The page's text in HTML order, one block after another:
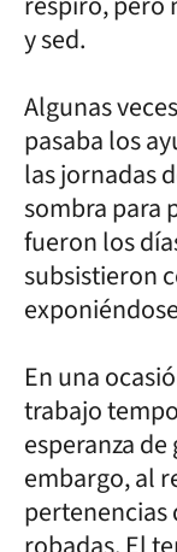
y sed.
Algunas
pasaba los
las jornadas
sombra para
fueron los
subsistieron
En una
trabajo
esperanza
embargo, al
pertenencias